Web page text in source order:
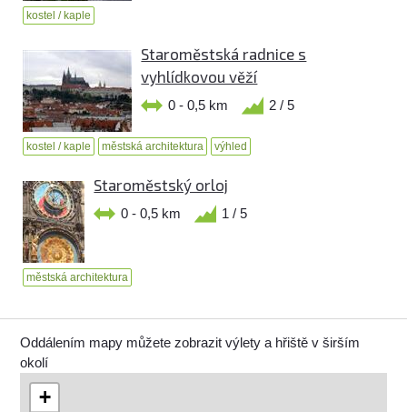
kostel / kaple
Staroměstská radnice s
vyhlídkovou věží
0 - 0,5 km 2 / 5
kostel / kaple městská architektura výhled
Staroměstský orloj
0 - 0,5 km 1 / 5
městská architektura
Oddálením mapy můžete zobrazit výlety a hřiště v širším
okolí
+